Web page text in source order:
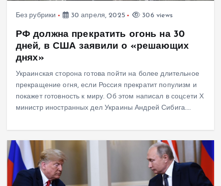
Без рубрики 30 апреля, 2025 306 views
РФ должна прекратить огонь на 30
дней, в США заявили о «решающих
днях»
Украинская сторона готова пойти на более длительное
прекращение огня, если Россия прекратит популизм и
покажет готовность к миру. Об этом написал в соцсети Х
министр иностранных дел Украины Андрей Сибига.…